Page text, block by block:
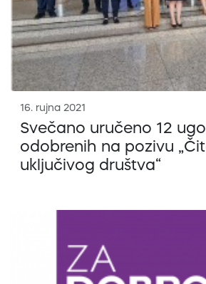
16. rujna 2021
Svečano uručeno 12
odobrenih na pozivu
uključivog društva“